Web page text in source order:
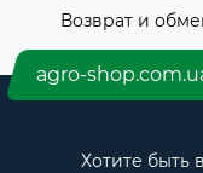
Возврат и
agro-
Хотите быть